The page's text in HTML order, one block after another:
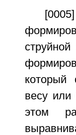
который
весу или
этом